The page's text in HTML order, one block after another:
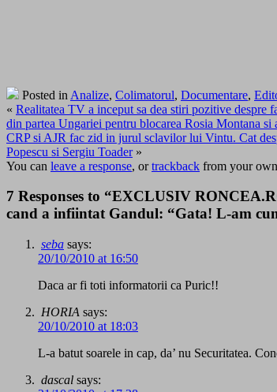
Posted in Analize, Colimatorul, Documentare,
« Realitatea TV a inceput sa dea stiri pozitive despre
din partea Ungariei pentru blocarea Rosia Montana
CRP si AJR fac zid in jurul sclavilor lui Vintu. Cat
Popescu si Sergiu Toader»
You can leave a response, ortrackback from your
7 Responses to “EXCLUSIV
cand a infiintat Gandul: “Gata! L-am
seba says:
20/10/2010 at 16:50
Daca ar fi toti informatorii ca Puric!!
HORIA says:
20/10/2010 at 18:03
L-a batut soarele in cap, da’ nu Securitatea.
dascal says: